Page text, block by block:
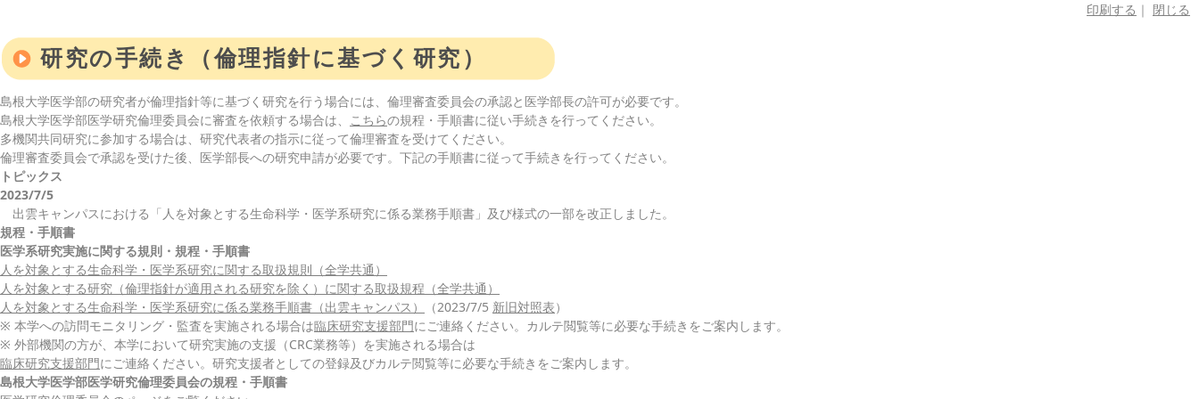
印刷する ｜ 閉じる
研究の手続き（倫理指針に基づく研究）
島根大学医学部の研究者が倫理指針等に基づく研究を行う場合には、倫理審査委員会の承認と医学部長の許可が必要です。
島根大学医学部医学研究倫理委員会に審査を依頼する場合は、
こちらの規程・手順書に従い手続きを行ってください。
多機関共同研究に参加する場合は、研究代表者の指示に従って倫理審査を受けてください。
倫理審査委員会で承認を受けた後、医学部長への研究申請が必要です。下記の手順書に従って手続きを行ってください。
トピックス
2023/7/5
出雲キャンパスにおける「人を対象とする生命科学・医学系研究に係る業務手順書」及び様式の一部を改正しました。
規程・手順書
医学系研究実施に関する規則・規程・手順書
人を対象とする生命科学・医学系研究に関する取扱規則（全学共通）
人を対象とする研究（倫理指針が適用される研究を除く）に関する取扱規程（全学共通）
人を対象とする生命科学・医学系研究に係る業務手順書（出雲キャンパス）
（2023/7/5 新旧対照表）
※ 本学への訪問モニタリング・監査を実施される場合は臨床研究支援部門にご連絡ください。カルテ閲覧等に必要な手続きをご案内します。
※ 外部機関の方が、本学において研究実施の支援（CRC業務等）を実施される場合は
臨床研究支援部門にご連絡ください。研究支援者としての登録及びカルテ閲覧等に必要な手続きをご案内します。
島根大学医学部医学研究倫理委員会の規程・手順書